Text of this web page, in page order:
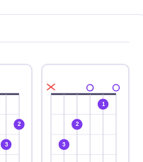
3
2
3
2
1